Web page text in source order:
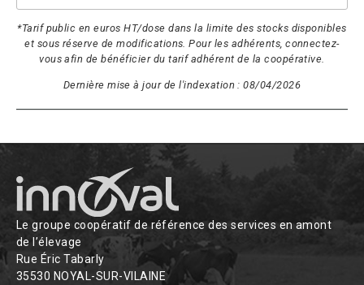
*Tarif public en euros HT/dose dans la limite des stocks disponibles
et sous réserve de modifications. Pour les adhérents, connectez-
vous afin de bénéficier du tarif adhérent de la coopérative.
Dernière mise à jour de l'indexation : 08/04/2026
Le groupe coopératif de référence des services en amont
de l’élevage
Rue Éric Tabarly
35530 NOYAL-SUR-VILAINE